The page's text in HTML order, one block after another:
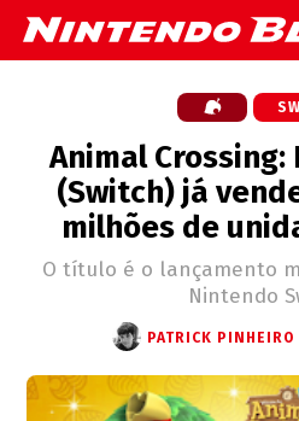
Animal Crossing:
(Switch) já
milhões de
O título é o lançamento
Nintendo
PATRICK PINHEIRO